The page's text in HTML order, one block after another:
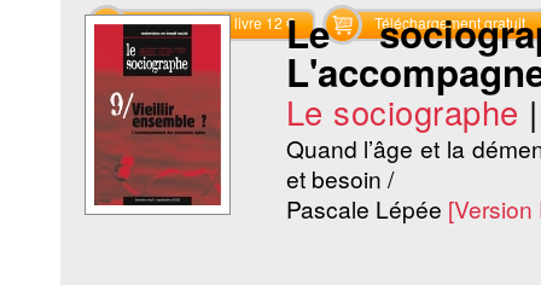
Commander le livre 12 € Téléchargement gratuit
Le
Le sociographe
Quand l’âge et la
et besoin /
Pascale Lépée